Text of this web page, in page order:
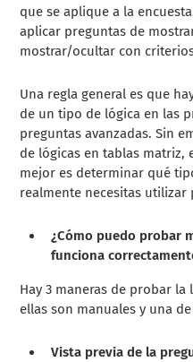
que se aplique a la
aplicar preguntas de
mostrar/ocultar con
Una regla general es que
de un tipo de lógica en las
preguntas avanzadas. Sin
de lógicas en tablas matriz,
mejor es determinar qué
realmente necesitas utilizar
¿Cómo puedo probar
funciona
Hay 3 maneras de probar
ellas son manuales y una
Vista previa de la